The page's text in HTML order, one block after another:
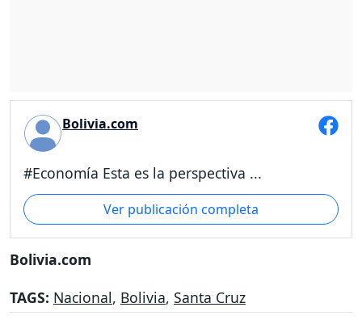
Bolivia.com
#Economía Esta es la perspectiva ...
Ver publicación completa
Bolivia.com
TAGS: Nacional, Bolivia, Santa Cruz